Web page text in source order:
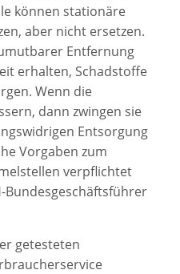
können stationäre
aber nicht ersetzen.
Entfernung
erhalten, Schadstoffe
Wenn die
dann zwingen sie
Entsorgung
Vorgaben zum
verpflichtet
Bundesgeschäftsführer
getesteten